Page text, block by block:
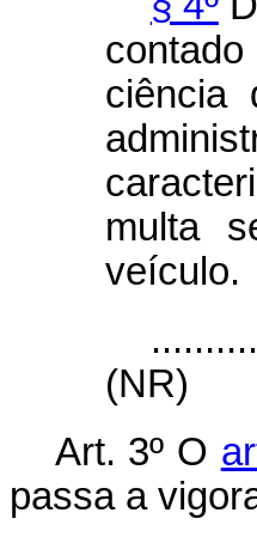
ciência
multa
veículo.
(NR)
Art. 3º O
passa a